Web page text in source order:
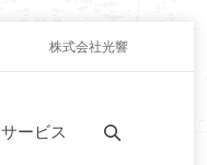
株式会社光響
サービス